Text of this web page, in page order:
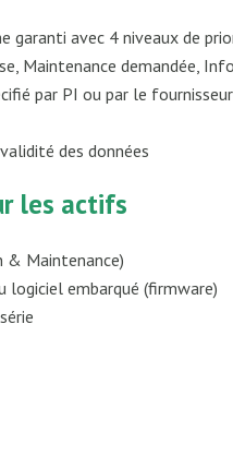
garanti avec 4 niveaux de
Maintenance demandée,
par PI ou par le
des données
les actifs
Maintenance)
logiciel embarqué (firmware)